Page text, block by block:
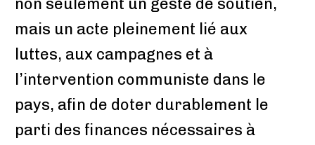
non seulement un geste de soutien,
mais un acte pleinement lié aux
luttes, aux campagnes et à
l’intervention communiste dans le
pays, afin de doter durablement le
parti des finances nécessaires à